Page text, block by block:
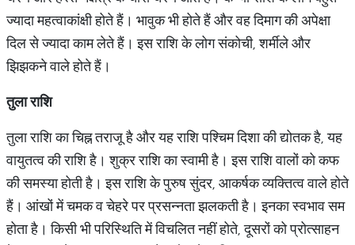
ज्यादा महत्वाकांक्षी होते हैं। भावुक भी होते हैं और वह दिमाग की अपेक्षा
दिल से ज्यादा काम लेते हैं। इस राशि के लोग संकोची, शर्मीले और
झिझकने वाले होते हैं।
तुलाराशि
तुला राशि का चिह्न तराजू है और यह राशि पश्चिम दिशा की द्योतक है, यह
वायुतत्व की राशि है। शुक्र राशि का स्वामी है। इस राशि वालों को कफ
की समस्या होती है। इस राशि के पुरुष सुंदर, आकर्षक व्यक्तित्व वाले होते
हैं। आंखों में चमक व चेहरे पर प्रसन्नता झलकती है। इनका स्वभाव सम
होता है। किसी भी परिस्थिति में विचलित नहीं होते, दूसरों को प्रोत्साहन